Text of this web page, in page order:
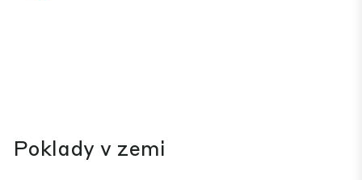
Poklady v zemi